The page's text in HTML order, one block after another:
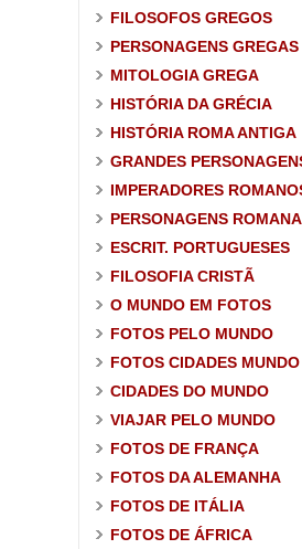
FILOSOFOS GREGOS
PERSONAGENS GREGAS
MITOLOGIA GREGA
HISTÓRIA DA GRÉCIA
HISTÓRIA ROMA ANTIGA
GRANDES
IMPERADORES
PERSONAGENS
ESCRIT. PORTUGUESES
FILOSOFIA CRISTÃ
O MUNDO EM FOTOS
FOTOS PELO MUNDO
FOTOS CIDADES MUNDO
CIDADES DO MUNDO
VIAJAR PELO MUNDO
FOTOS DE FRANÇA
FOTOS DA ALEMANHA
FOTOS DE ITÁLIA
FOTOS DE ÁFRICA